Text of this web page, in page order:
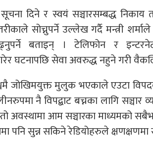
दिने र स्वयं सञ्चारसम्बद्ध
सोच्नुपर्ने उल्लेख गर्दै मन्त्री
बताइन् । टेलिफोन र
घटनापछि सेवा अवरुद्ध नहुने गरी
जोखिमयुक्त मुलुक भएकाले एउटा
नै विपद्बाट बच्नका लागि सञ्चार
अवस्थामा आम सञ्चारका माध्यमको
पनि सुन्न सकिने रेडियोहरुले क्षणक्षणमा